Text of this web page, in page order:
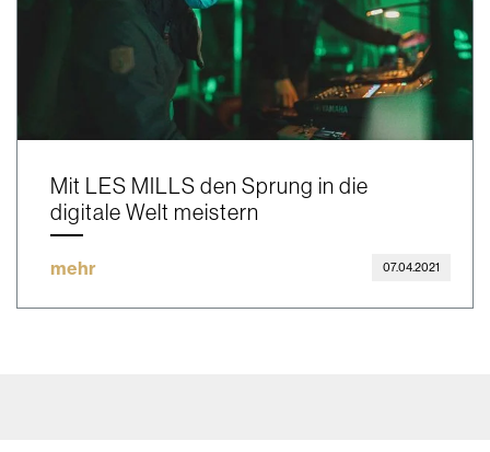
Mit LES MILLS den Sprung in die
digitale Welt meistern
mehr 07.04.2021